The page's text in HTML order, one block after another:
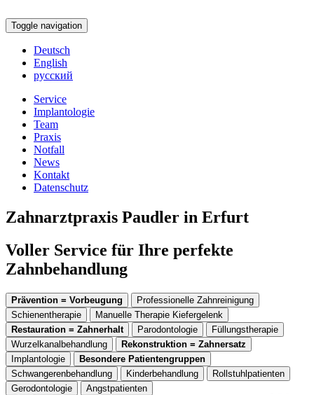
Toggle navigation
Deutsch
English
русский
Service
Implantologie
Team
Praxis
Notfall
News
Kontakt
Datenschutz
Zahnarztpraxis Paudler in Erfurt
Voller Service für Ihre perfekte
Zahnbehandlung
Prävention = Vorbeugung
Professionelle Zahnreinigung
Schienentherapie
Manuelle Therapie Kiefergelenk
Restauration = Zahnerhalt
Parodontologie
Füllungstherapie
Wurzelkanalbehandlung
Rekonstruktion = Zahnersatz
Implantologie
Besondere Patientengruppen
Schwangerenbehandlung
Kinderbehandlung
Rollstuhlpatienten
Gerodontologie
Angstpatienten